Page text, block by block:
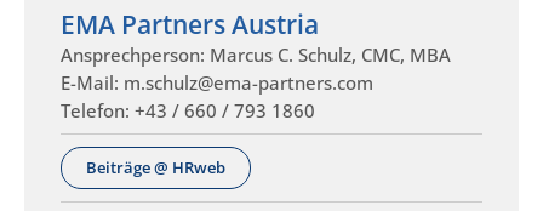
EMA Partners Austria
Ansprechperson: Marcus C. Schulz, CMC, MBA
E-Mail: m.schulz@ema-partners.com
Telefon: +43 / 660 / 793 1860
Beiträge @ HRweb